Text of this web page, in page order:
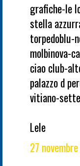
grafiche-le
stella
torpedoblu-
molbinova-
ciao club-
palazzo d
vitiano-
Lele
27